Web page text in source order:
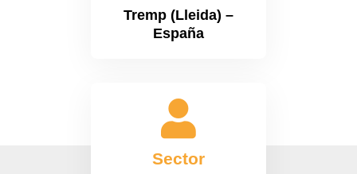
Tremp (Lleida) –
España

Sector